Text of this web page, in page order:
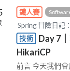
鐵人賽
Spring 冒險日記
技術
Day 7
HikariCP
前言 今天我們